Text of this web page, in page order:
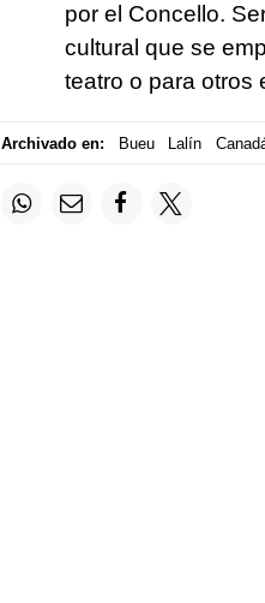
por el Concello.
cultural que se
teatro o para otros
Archivado en: Bueu Lalín